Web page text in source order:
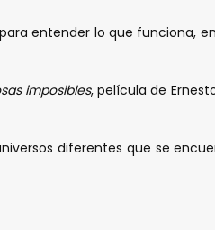
entender lo que funciona,
imposibles, película de
diferentes que se